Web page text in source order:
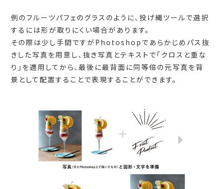
例のフルーツパフェのグラスのように、投げ縄ツールで選択
するには形が取りにくい場合があります。
その際は少し手間ですがPhotoshopであらかじめパス抜
きした写真を用意し、抜き写真とテキストで「クロスと重な
り」を適用してから、最後に最背面に同等倍の元写真を背
景として配置することで表現することができます。